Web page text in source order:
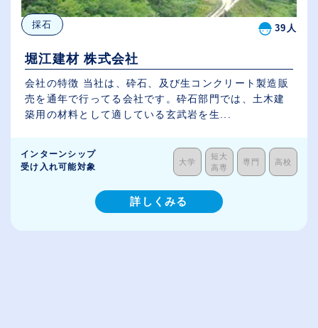
採石 39人
堀江建材 株式会社
会社の特徴 当社は、砕石、及び生コンクリート製造販
売を通年で行ってる会社です。砕石部門では、土木建
築用の材料として適している玄武岩を生...
インターンシップ
受け入れ可能対象
大学
短大
高専
専門 高校
詳しくみる